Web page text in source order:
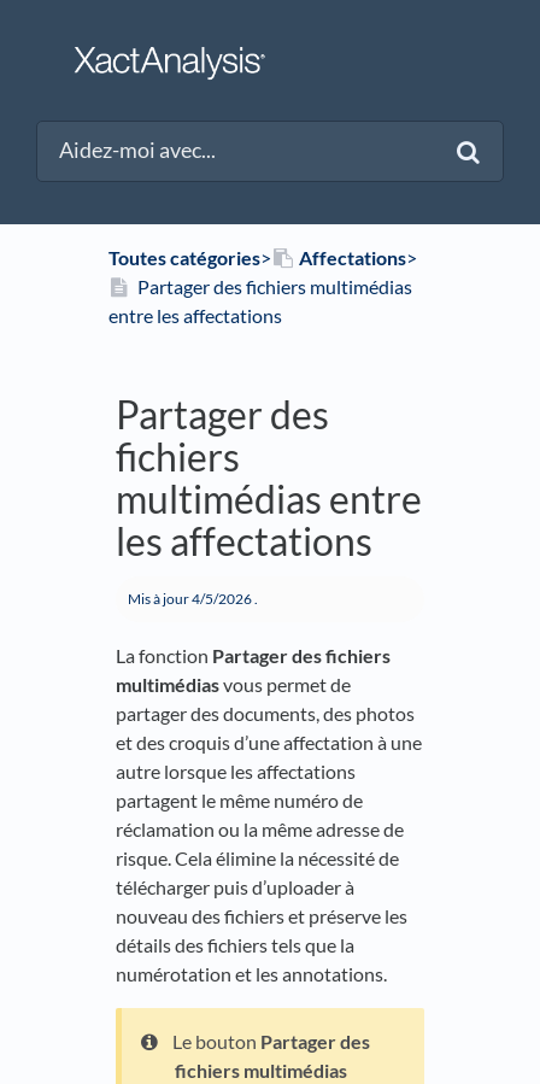
Toutes catégories​>​ ​Affectations​>​
Partager des fichiers multimédias
entre les affectations
Partager des
fichiers
multimédias entre
les affectations
Mis à jour4/5/2026.
La fonction Partager des fichiers
multimédiasvous permet de
partager des documents, des photos
et des croquis d’une affectation à une
autre lorsque les affectations
partagent le même numéro de
réclamation ou la même adresse de
risque. Cela élimine la nécessité de
télécharger puis d’uploader à
nouveau des fichiers et préserve les
détails des fichiers tels que la
numérotation et les annotations.
Le bouton Partager des
fichiers multimédias